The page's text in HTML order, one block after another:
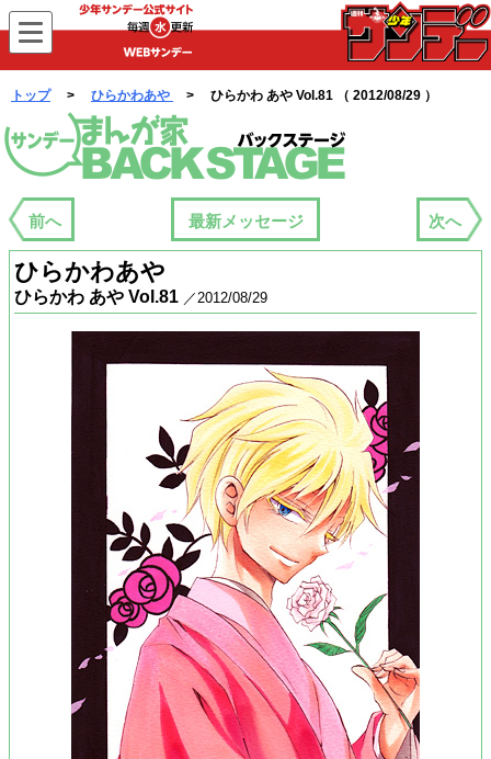
WEBサンデー
トップ> ひらかわあや > ひらかわ あや Vol.81 （ 2012/08/29 ）
まんが家バックステージ
前へ 最新メッセージ 次へ
ひらかわあや
ひらかわ あや Vol.81 ／2012/08/29